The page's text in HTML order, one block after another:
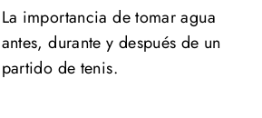
La importancia de tomar agua
antes, durante y después de un
partido de tenis.